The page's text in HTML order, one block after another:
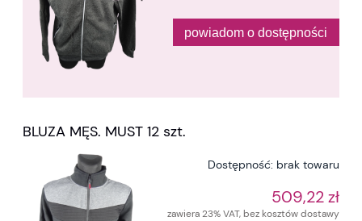
powiadom o dostępności
BLUZA MĘS. MUST 12 szt.
Dostępność: brak towaru
509,22 zł
zawiera 23% VAT, bez kosztów dostawy